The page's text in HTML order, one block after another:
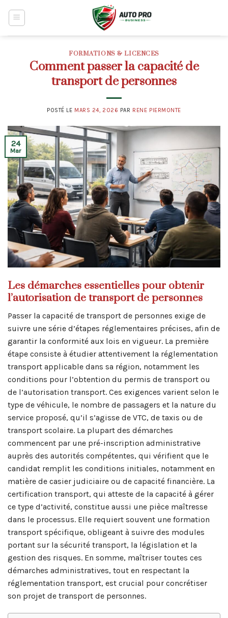
FORMATIONS & LICENCES
Comment passer la capacité de
transport de personnes
POSTÉ LE MARS 24, 2026 PAR RENE PIERMONTE
24
Mar
Les démarches essentielles pour obtenir
l’autorisation de transport de personnes
Passer la capacité de transport de personnes exige de
suivre une série d’étapes réglementaires précises, afin de
garantir la conformité aux lois en vigueur. La première
étape consiste à étudier attentivement la réglementation
transport applicable dans sa région, notamment les
conditions pour l’obtention du permis de transport ou
de l’autorisation transport. Ces exigences varient selon le
type de véhicule, le nombre de passagers et la nature du
service proposé, qu’il s’agisse de VTC, de taxis ou de
transport scolaire. La plupart des démarches
commencent par une pré-inscription administrative
auprès des autorités compétentes, qui vérifient que le
candidat remplit les conditions initiales, notamment en
matière de casier judiciaire ou de capacité financière. La
certification transport, qui atteste de la capacité à gérer
ce type d’activité, constitue aussi une pièce maîtresse
dans le processus. Elle requiert souvent une formation
transport spécifique, obligeant à suivre des modules
portant sur la sécurité transport, la législation et la
gestion des risques. En somme, maîtriser toutes ces
démarches administratives, tout en respectant la
réglementation transport, est crucial pour concrétiser
son projet de transport de personnes.